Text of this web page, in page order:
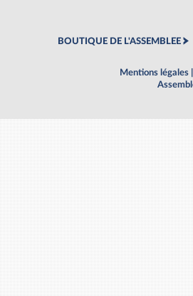
BOUTIQUE DE L'ASSEMBLEE
Mentions légales